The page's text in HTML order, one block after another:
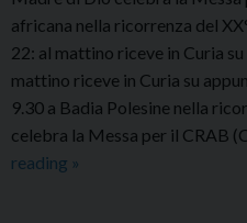
africana nella ricorrenza del
22: al mattino riceve in Curia
mattino riceve in Curia su
9.30 a Badia Polesine nella
celebra la Messa per il CRAB
reading ATTIVITÀ
»